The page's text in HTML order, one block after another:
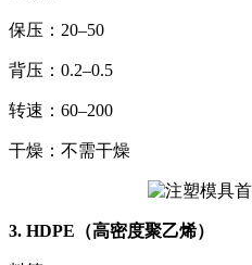
保压：20–50
背压：0.2–0.5
转速：60–200
干燥：不需干燥
3. HDPE（高密度聚乙烯）